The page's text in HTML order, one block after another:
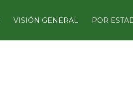
VISIÓN GENERAL POR